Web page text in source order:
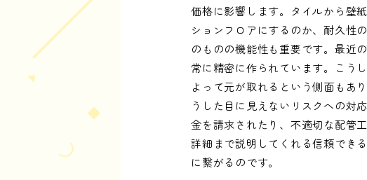
価格に影響します。タイルから壁
ションフロアにするのか、耐久性
のものの機能性も重要です。最近
常に精密に作られています。こう
よって元が取れるという側面もあ
うした目に見えないリスクへの対
金を請求されたり、不適切な配管
詳細まで説明してくれる信頼でき
に繋がるのです。